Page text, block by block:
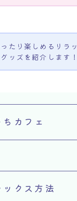
たり楽しめるリラッ
ッズを紹介します！
ちカフェ
ックス方法